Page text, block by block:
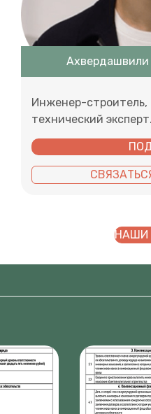
Ахвердашвили
Инженер-строитель,
технический эксперт.
НАШИ